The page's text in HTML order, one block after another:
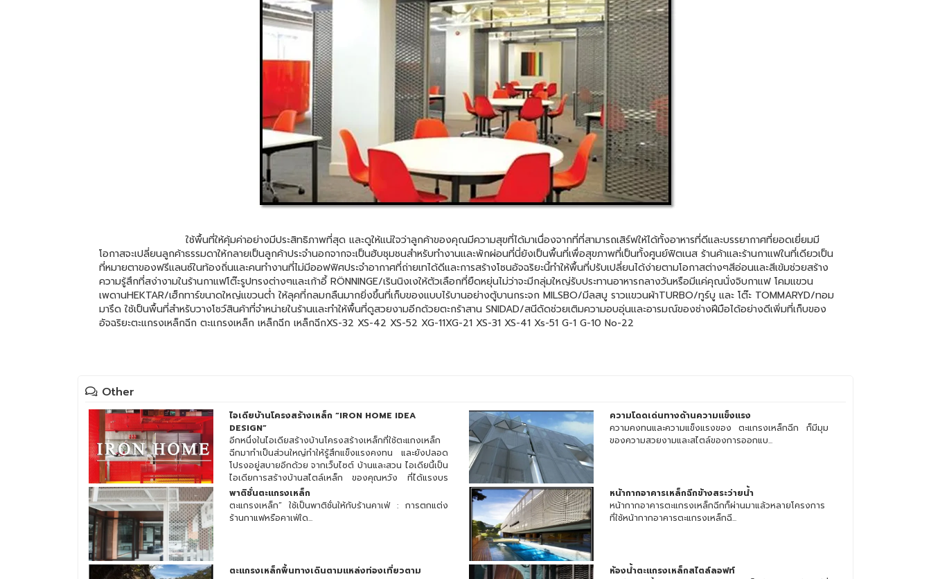
ใช้พื้นที่ให้คุ้มค่าอย่างมีประสิทธิภาพที่สุด และดูให้แน่ใจว่าลูกค้าของคุณมีความสุขที่ได้มาเนื่องจากที่ที่สามารถเสิร์ฟให้ได้ทั้งอาหารที่ดีและบรรยากาศที่ยอดเยี่ยมมี
โอกาสจะเปลี่ยนลูกค้าธรรมดาให้กลายเป็นลูกค้าประจำนอกจากจะเป็นฮับชุมชนสำหรับทำงานและพักผ่อนที่นี่ยังเป็นพื้นที่เพื่อสุขภาพที่เป็นทั้งศูนย์ฟิตเนส ร้านค้าและร้านกาแฟในที่เดียวเป็น
ที่หมายตาของฟรีแลนซ์ในท้องถิ่นและคนทำงานที่ไม่มีออฟฟิศประจำอากาศที่ถ่ายเทได้ดีและการสร้างโซนอัจฉริยะนี้ทำให้พื้นที่ปรับเปลี่ยนได้ง่ายตามโอกาสต่างๆสีอ่อนและสีเข้มช่วยสร้าง
ความรู้สึกที่สง่างามในร้านกาแฟโต๊ะรูปทรงต่างๆและเก้าอี้ RÖNNINGE/เรินนิงเงให้ตัวเลือกที่ยืดหยุ่นไม่ว่าจะมีกลุ่มใหญ่รับประทานอาหารกลางวันหรือมีแค่คุณนั่งจิบกาแฟ โคมแขวน
เพดานHEKTAR/เฮ็กทาร์ขนาดใหญ่แขวนต่ำ ให้ลุคที่กลมกลืนมากยิ่งขึ้นที่เก็บของแบบไร้บานอย่างตู้บานกระจก MILSBO/มีลสบู ราวแขวนผ้าTURBO/ทูร์บู และ โต๊ะ TOMMARYD/ทอม
มารึด ใช้เป็นพื้นที่สำหรับวางโชว์สินค้าที่จำหน่ายในร้านและทำให้พื้นที่ดูสวยงามอีกด้วยตะกร้าสาน SNIDAD/สนีดัดช่วยเติมความอบอุ่นและอารมณ์ของช่างฝีมือได้อย่างดีเพิ่มที่เก็บของ
อัจฉริยะตะแกรงเหล็กฉีก ตะแกรงเหล็ก เหล็กฉีก เหล็กฉีกXS-32 XS-42 XS-52 XG-11XG-21 XS-31 XS-41 Xs-51 G-1 G-10 No-22
Other
ไอเดียบ้านโครงสร้างเหล็ก “IRON HOME IDEA
DESIGN”
อีกหนึ่งในไอเดียสร้างบ้านโครงสร้างเหล็กที่ใช้ตะแกงเหล็ก
ฉีกมาทำเป็นส่วนใหญ่ทำให้รู้สึกแข็งแรงคงทน และยังปลอด
โปรงอยู่สบายอีกด้วย จากเว็บไซต์ บ้านและสวน ไอเดียนี้เป็น
ไอเดียการสร้างบ้านสไตล์เหล็ก ของคุณหวัง ที่ได้แรงบร
รดารใจจาก คาแร็คเตอร์ของหุ่นกระป๋องผู้ออกเดินทางตาม
หาหัวใจ จากวรรณกรรมอมตะเรื่อง “The Wonderful
Wizard of Oz” กลายมาเป็นบ้านสไตล์เหล็ก “TINMAN”
ความโดดเด่นทางด้านความแข็งแรง
ความคงทนและความแข็งแรงของ ตะแกรงเหล็กฉีก ก็มีมุม
ของความสวยงามและสไตล์ของการออกแบ...
พาติชั่นตะแกรงเหล็ก
ตะแกรงเหล็ก” ใช้เป็นพาติชั่นให้กับร้านคาเฟ่ : การตกแต่ง
ร้านกาแฟหรือคาเฟ่ใด...
หน้ากากอาคารเหล็กฉีกข้างสระว่ายน้ำ
หน้ากากอาคารตะแกรงเหล็กฉีกก็ผ่านมาแล้วหลายโครงการ
ที่ใช้หน้ากากอาคารตะแกรงเหล็กฉี...
ตะแกรงเหล็กพื้นทางเดินตามแหล่งท่องเที่ยวตาม
ห้องน้ำตะแกรงเหล็กสไตล์ลอฟท์